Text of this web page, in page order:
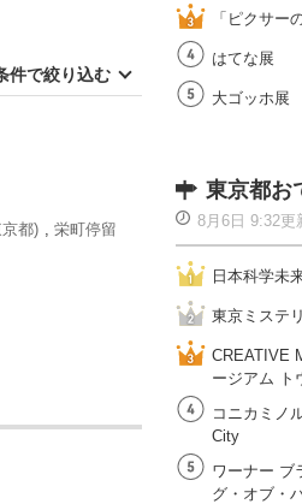
件で絞り込む
都) , 栄町停留
「ピクサー
はてな展
大ゴッホ展
東京都お
8月6日 9:32更
日本科学未
東京ミステ
CREATIVE
ージアム ト
コニカミノ
City
ワーナー ブ
グ・オブ・